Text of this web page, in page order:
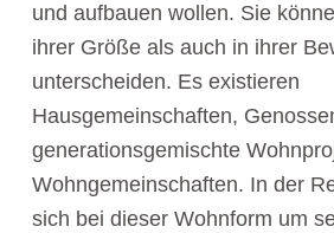
und aufbauen wollen. Sie
ihrer Größe als auch in ihrer
unterscheiden. Es existieren
Hausgemeinschaften,
generationsgemischte
Wohngemeinschaften. In der
sich bei dieser Wohnform um